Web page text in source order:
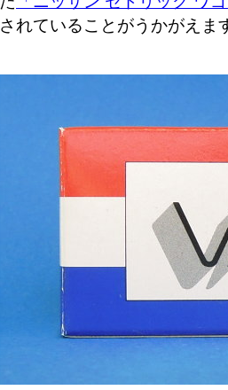
されていることがうかがえま